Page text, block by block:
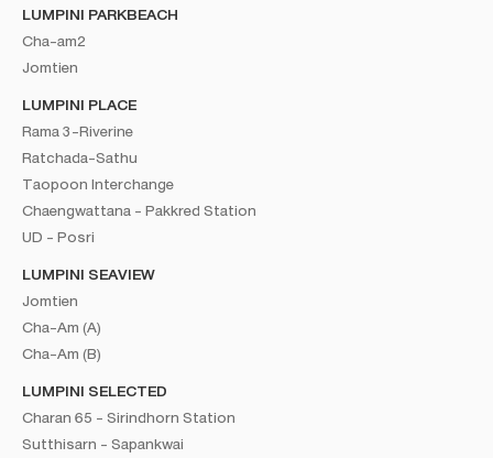
LUMPINI PARKBEACH
Cha-am2
Jomtien
LUMPINI PLACE
Rama 3-Riverine
Ratchada-Sathu
Taopoon Interchange
Chaengwattana - Pakkred Station
UD - Posri
LUMPINI SEAVIEW
Jomtien
Cha-Am (A)
Cha-Am (B)
LUMPINI SELECTED
Charan 65 - Sirindhorn Station
Sutthisarn - Sapankwai